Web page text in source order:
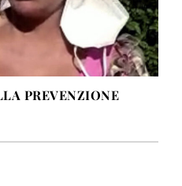
PREVENZIONE